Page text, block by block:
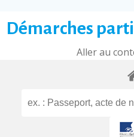
Démarches
Aller au